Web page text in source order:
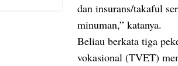
dan insurans/takaful
minuman,” katanya.
Beliau berkata tiga
vokasional (TVET)